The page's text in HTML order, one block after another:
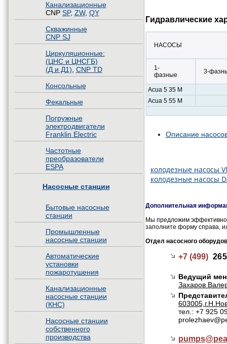
Канализационные
CNP SP, ZW, QY
Скважинные
CNP SJ
Циркуляционные:
(ЦНС и ЦНСГБ)
(Д и Д1) CNP TD
Консольные
Фекальные
Погружные
электродвигатели
Franklin Electric
Частотные
преобразователи
ESPA
Насосные станции
Бытовые насосные
станции
Промышленные
насосные станции
Автоматические
установки
пожаротушения
Канализационные
насосные станции
(КНС)
Насосные станции
собственного
производства
Гидравлические
НАСОСЫ
1-
фазные
3-
Acua 5 35 M
Acua 5 55 M
Описание
колодезные насосы
колодезные насосы
Дополнительная
Мы предложим
заполните форму справа,
Отдел насосного
+7 (499)
Ведущий
Захаров
тел.: +7 925
pumps@